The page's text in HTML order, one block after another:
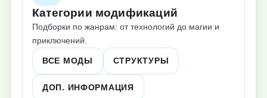
Категории модификаций
Подборки по жанрам: от технологий до магии и
приключений.
ВСЕ МОДЫ СТРУКТУРЫ
ДОП. ИНФОРМАЦИЯ